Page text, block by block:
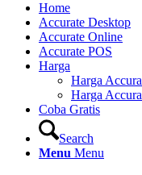
Home
Accurate Desktop
Accurate Online
Accurate POS
Harga
Harga
Harga
Coba Gratis
Search
Menu Menu